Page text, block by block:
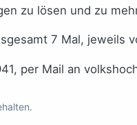
zu lösen und zu
7 Mal,
per Mail an